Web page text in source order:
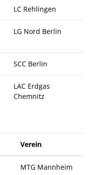
LC Rehlingen
LG Nord Berlin
SCC Berlin
LAC Erdgas
Chemnitz
Verein
MTG Mannheim